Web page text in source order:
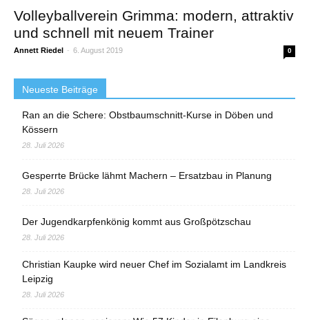
Volleyballverein Grimma: modern, attraktiv
und schnell mit neuem Trainer
Annett Riedel - 6. August 2019 0
Neueste Beiträge
Ran an die Schere: Obstbaumschnitt-Kurse in Döben und
Kössern
28. Juli 2026
Gesperrte Brücke lähmt Machern – Ersatzbau in Planung
28. Juli 2026
Der Jugendkarpfenkönig kommt aus Großpötzschau
28. Juli 2026
Christian Kaupke wird neuer Chef im Sozialamt im Landkreis
Leipzig
28. Juli 2026